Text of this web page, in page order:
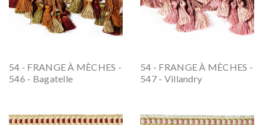
54 - FRANGE À MÈCHES -
546 - Bagatelle
54 - FRANGE À MÈCHES -
547 - Villandry